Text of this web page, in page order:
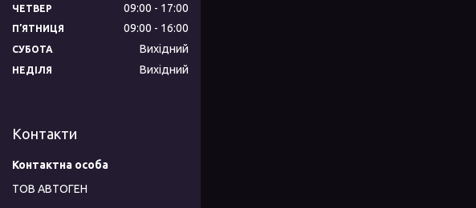
ЧЕТВЕР 09:00 17:00
ПʼЯТНИЦЯ 09:00 16:00
СУБОТА Вихідний
НЕДІЛЯ Вихідний
Контакти
ТОВ АВТОГЕН